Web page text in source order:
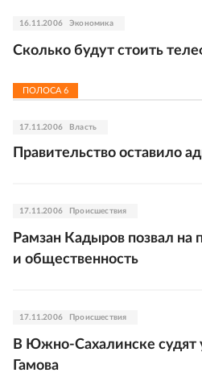
16.11.2006 Экономика
Сколько будут стоить
ПОЛОСА 6
17.11.2006 Власть
Правительство оставило
17.11.2006 Происшествия
Рамзан Кадыров позвал на
и общественность
17.11.2006 Происшествия
В Южно-Сахалинске судят
Гамова